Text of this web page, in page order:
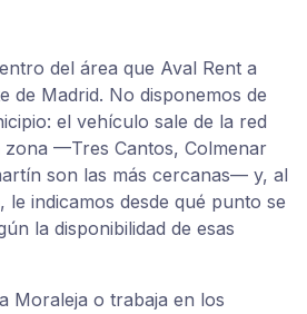
del área que Aval Rent a
de Madrid. No disponemos de
el vehículo sale de la red
zona —Tres Cantos, Colmenar
son las más cercanas— y, al
indicamos desde qué punto se
la disponibilidad de esas
Moraleja o trabaja en los